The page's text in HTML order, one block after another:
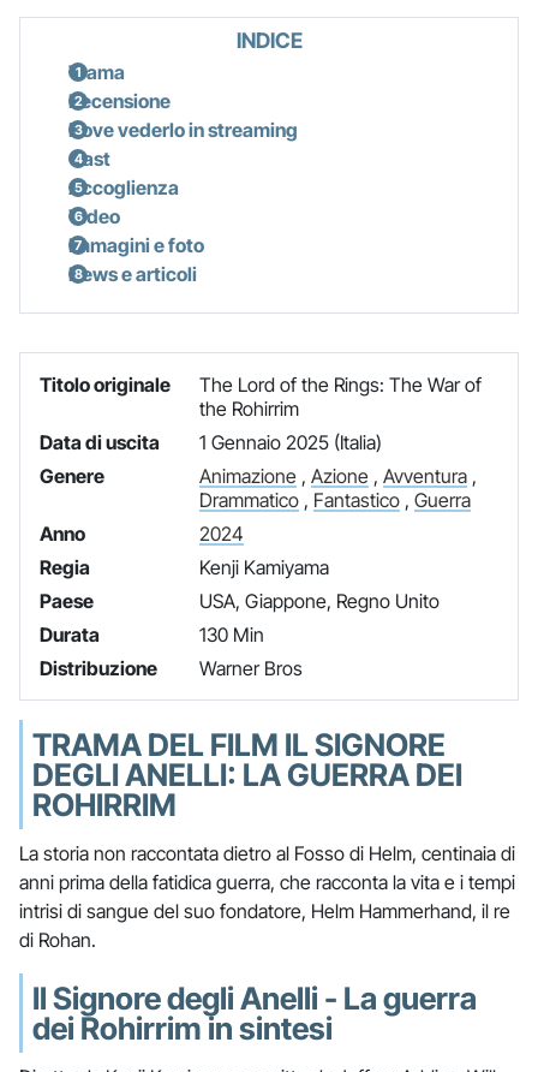
INDICE
Trama
Recensione
Dove vederlo in streaming
Cast
Accoglienza
Video
Immagini e foto
News e articoli
Titolo originale
The Lord of the Rings: The War of
the Rohirrim
Data di uscita
1 Gennaio 2025 (Italia)
Genere
Animazione, Azione, Avventura,
Drammatico, Fantastico, Guerra
Anno
2024
Regia
Kenji Kamiyama
Paese
USA, Giappone, Regno Unito
Durata
130 Min
Distribuzione
Warner Bros
TRAMA DEL FILM IL SIGNORE
DEGLI ANELLI: LA GUERRA DEI
ROHIRRIM
La storia non raccontata dietro al Fosso di Helm, centinaia di
anni prima della fatidica guerra, che racconta la vita e i tempi
intrisi di sangue del suo fondatore, Helm Hammerhand, il re
di Rohan.
Il Signore degli Anelli - La guerra
dei Rohirrim in sintesi